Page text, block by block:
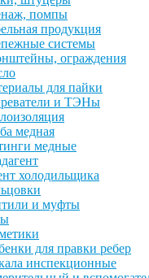
помпы
продукция
системы
ограждения
для пайки
и ТЭНы
медная
медные
холодильщика
и муфты
для правки ребер
инспекционные